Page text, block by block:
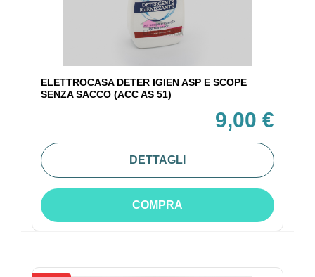
ELETTROCASA DETER IGIEN ASP E SCOPE
SENZA SACCO (ACC AS 51)
9,00 €
DETTAGLI
COMPRA